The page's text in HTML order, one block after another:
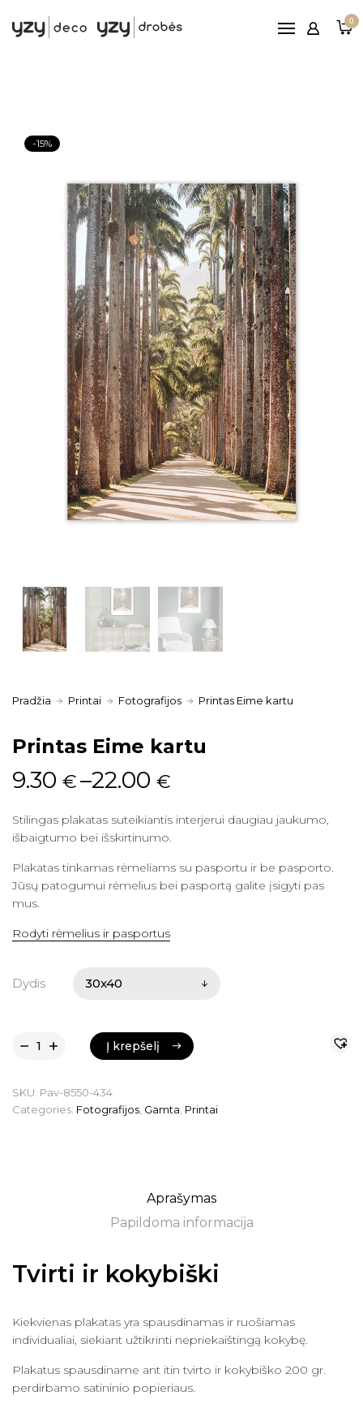
0
Printai
Patarimai
Nemokamaspristatymas nuo 100€
-15%
Pradžia Printai Fotografijos Printas Eime kartu
Printas Eime kartu
9.30 €–22.00€
Stilingas plakatas suteikiantis interjerui daugiau jaukumo,
išbaigtumo bei išskirtinumo.
Plakatas tinkamas rėmeliams su pasportu ir be pasporto.
Jūsų patogumui rėmelius bei pasportą galite įsigyti pas
mus.
Rodyti rėmelius ir pasportus
Dydis
Į krepšelį
Į krepšelį
SKU: Pav-8550-434
Categories: Fotografijos Gamta Printai
Aprašymas
Papildoma informacija
Tvirti ir kokybiški
Kiekvienas plakatas yra spausdinamas ir ruošiamas
individualiai, siekiant užtikrinti nepriekaištingą kokybę.
Plakatus spausdiname ant itin tvirto ir kokybiško 200 gr.
perdirbamo satininio popieriaus.